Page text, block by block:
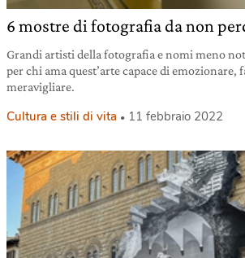
6 mostre di fotografia da non
Grandi artisti della fotografia e nomi meno
per chi ama quest’arte capace di emozionare,
meravigliare.
Cultura e stili di vita 11 febbraio 2022